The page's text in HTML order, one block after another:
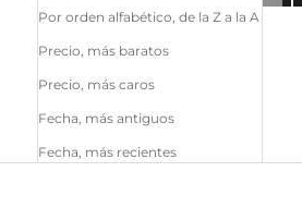
Por orden alfabético, de la Z a la A
Precio, más baratos
Precio, más caros
Fecha, más antiguos
Fecha, más recientes